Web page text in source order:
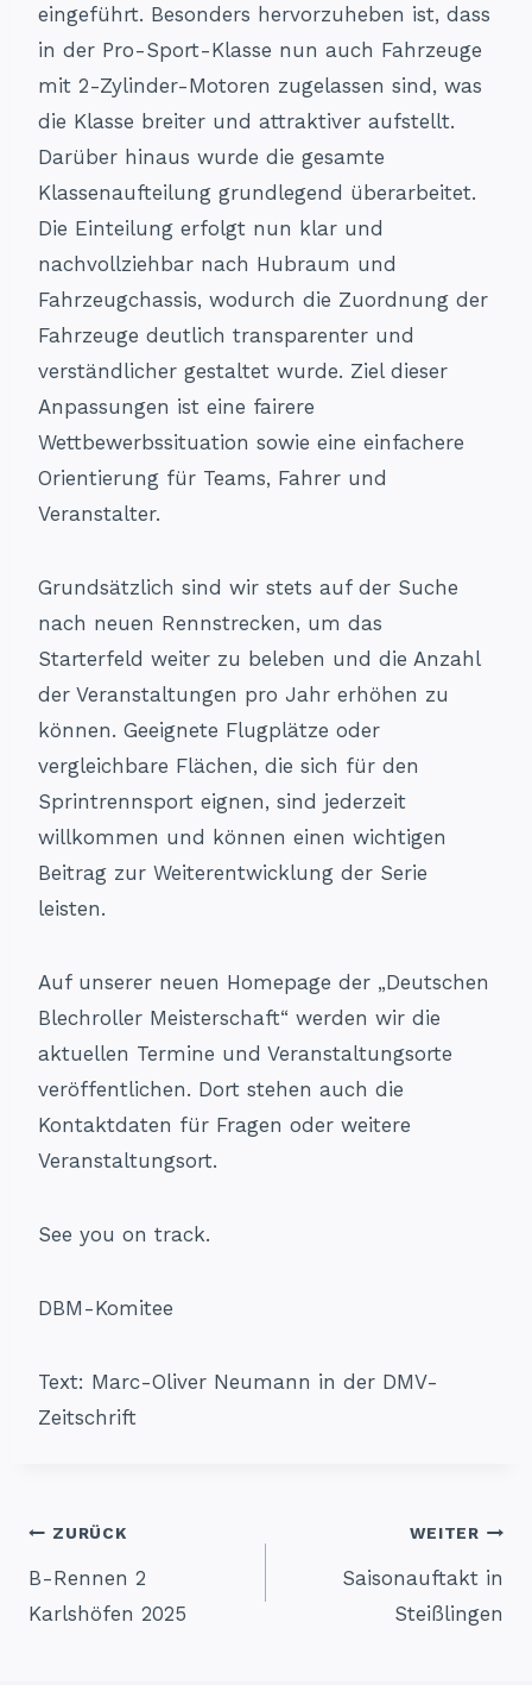
eingeführt. Besonders hervorzuheben ist, dass
in der Pro-Sport-Klasse nun auch Fahrzeuge
mit 2-Zylinder-Motoren zugelassen sind, was
die Klasse breiter und attraktiver aufstellt.
Darüber hinaus wurde die gesamte
Klassenaufteilung grundlegend überarbeitet.
Die Einteilung erfolgt nun klar und
nachvollziehbar nach Hubraum und
Fahrzeugchassis, wodurch die Zuordnung der
Fahrzeuge deutlich transparenter und
verständlicher gestaltet wurde. Ziel dieser
Anpassungen ist eine fairere
Wettbewerbssituation sowie eine einfachere
Orientierung für Teams, Fahrer und
Veranstalter.
Grundsätzlich sind wir stets auf der Suche
nach neuen Rennstrecken, um das
Starterfeld weiter zu beleben und die Anzahl
der Veranstaltungen pro Jahr erhöhen zu
können. Geeignete Flugplätze oder
vergleichbare Flächen, die sich für den
Sprintrennsport eignen, sind jederzeit
willkommen und können einen wichtigen
Beitrag zur Weiterentwicklung der Serie
leisten.
Auf unserer neuen Homepage der „Deutschen
Blechroller Meisterschaft“ werden wir die
aktuellen Termine und Veranstaltungsorte
veröffentlichen. Dort stehen auch die
Kontaktdaten für Fragen oder weitere
Veranstaltungsort.
See you on track.
DBM-Komitee
Text: Marc-Oliver Neumann in der DMV-
Zeitschrift
Beitragsnavigation
ZURÜCK
B-Rennen 2
Karlshöfen 2025
WEITER
Saisonauftakt in
Steißlingen